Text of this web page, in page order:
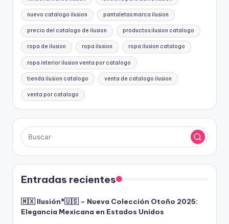
nuevo catalogo ilusion pantaletas marca ilusion
precio del catalogo de ilusion productos ilusion catalogo
ropa de ilusion ropa ilusion ropa ilusion catalogo
ropa interior ilusion venta por catalogo
tienda ilusion catalogo venta de catalogo ilusion
venta por catalogo
Entradas recientes
🇲🇽 Ilusión®️🇺🇸 – Nueva Colección Otoño 2025:
Elegancia Mexicana en Estados Unidos